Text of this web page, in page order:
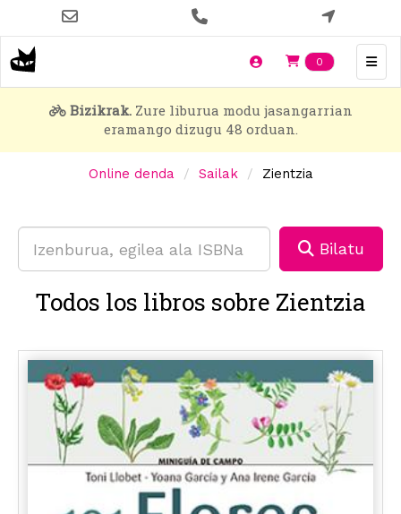
main
content
0 Items en
Bizikrak.Zure liburua modu jasangarrian
eramango dizugu 48 orduan.
Online denda Sailak Zientzia
Bilatu
Todos los libros sobre Zientzia